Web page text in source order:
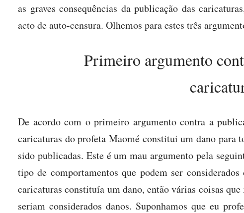
as graves consequências da publicação das
acto de auto-censura. Olhemos para estes três
Primeiro argumento
De acordo com o primeiro argumento contra a
caricaturas do profeta Maomé constitui um dano para
sido publicadas. Este é um mau argumento pela
tipo de comportamentos que podem ser
caricaturas constituía um dano, então várias coisas
seriam considerados danos. Suponhamos que eu